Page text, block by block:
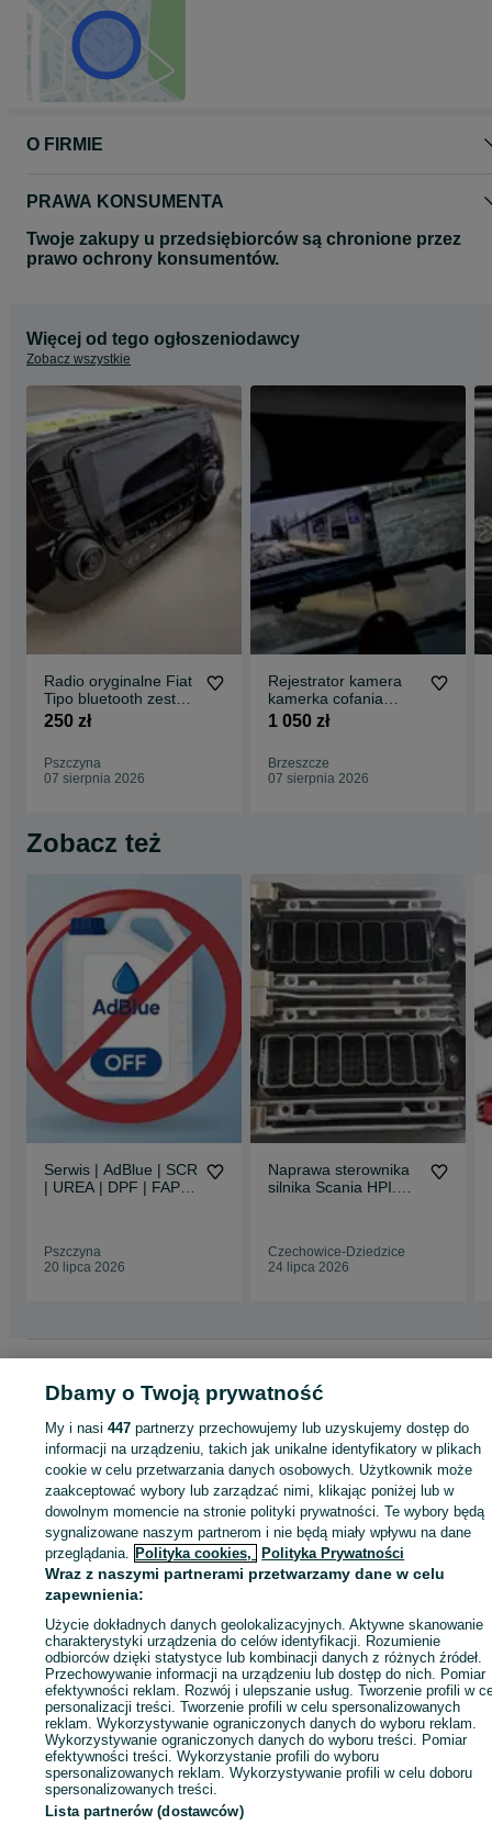
O FIRMIE
PRAWA KONSUMENTA
Twoje zakupy u przedsiębiorców są chronione przez
prawo ochrony konsumentów.
Więcej od tego ogłoszeniodawcy
Zobacz wszystkie
Radio oryginalne Fiat
Tipo bluetooth zestaw
głośnomówiący z
250 zł
Pszczyna
07 sierpnia 2026
Rejestrator kamera
kamerka cofania
HS900 sony na
1 050 zł
Brzeszcze
07 sierpnia 2026
Zobacz też
Serwis | AdBlue | SCR
| UREA | DPF | FAP |
Pszczyna
20 lipca 2026
Naprawa sterownika
silnika Scania HPI.
Czechowice-Dziedzice
24 lipca 2026
Elektronika samochodowa
Elektronika samochodowa - Śląskie
samochodowa - Pszczyna
KATEGORIA
870526725 Wyświetlenia:
Zadzwoń / SMS Wyślij wiadomość
Dbamy o Twoją prywatność
My i nasi447 partnerzy przechowujemy lub uzyskujemy dostęp do
informacji na urządzeniu, takich jak unikalne identyfikatory w plikach
cookie w celu przetwarzania danych osobowych. Użytkownik może
zaakceptować wybory lub zarządzać nimi, klikając poniżej lub w
dowolnym momencie na stronie polityki prywatności. Te wybory będą
sygnalizowane naszym partnerom i nie będą miały wpływu na dane
przeglądania. Polityka cookies, Polityka Prywatności
Wraz z naszymi partnerami przetwarzamy dane w celu
zapewnienia:
Użycie dokładnych danych geolokalizacyjnych. Aktywne skanowanie
charakterystyki urządzenia do celów identyfikacji. Rozumienie
odbiorców dzięki statystyce lub kombinacji danych z różnych źródeł.
Przechowywanie informacji na urządzeniu lub dostęp do nich. Pomiar
efektywności reklam. Rozwój i ulepszanie usług. Tworzenie profili w
personalizacji treści. Tworzenie profili w celu spersonalizowanych
reklam. Wykorzystywanie ograniczonych danych do wyboru reklam.
Wykorzystywanie ograniczonych danych do wyboru treści. Pomiar
efektywności treści. Wykorzystanie profili do wyboru
spersonalizowanych reklam. Wykorzystywanie profili w celu doboru
spersonalizowanych treści.
Lista partnerów (dostawców)